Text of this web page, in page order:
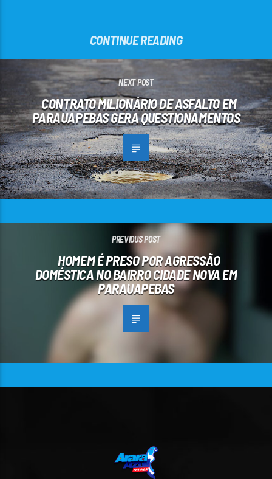
CONTINUE READING
NEXT POST
CONTRATO MILIONÁRIO DE ASFALTO EM
PARAUAPEBAS GERA QUESTIONAMENTOS
PREVIOUS POST
HOMEM É PRESO POR AGRESSÃO
DOMÉSTICA NO BAIRRO CIDADE NOVA EM
PARAUAPEBAS